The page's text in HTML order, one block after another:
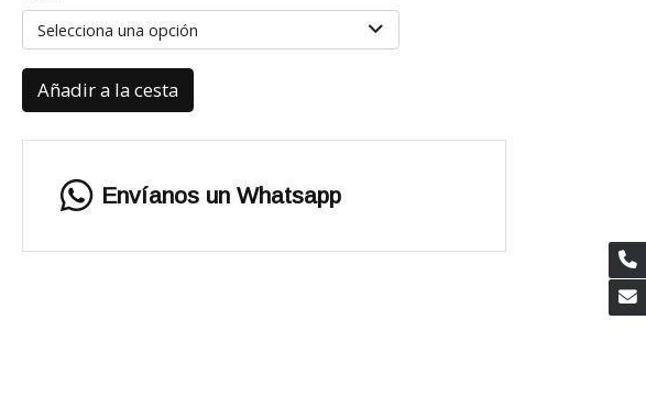
Selecciona una opción
Añadir a la cesta
Envíanos un Whatsapp